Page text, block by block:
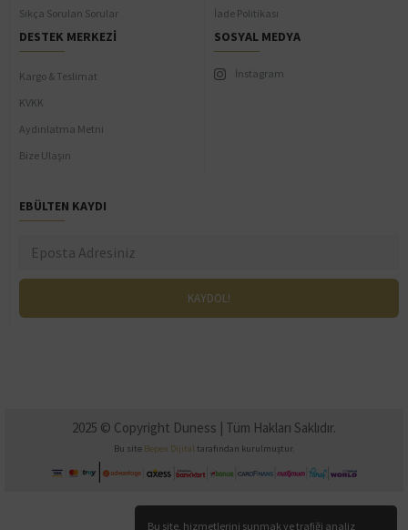
Bu site, hizmetlerini sunmak ve trafiği analiz
Sıkça Sorulan Sorular
İade Politikası
DESTEK MERKEZI
Kargo & Teslimat
KVKK
Aydınlatma Metni
Bize Ulaşın
SOSYAL MEDYA
İnstagram
EBÜLTEN KAYDI
2025 © Copyright Duness | Tüm Hakları Saklıdır.
Bu site Bepex Dijital tarafından kurulmuştur.